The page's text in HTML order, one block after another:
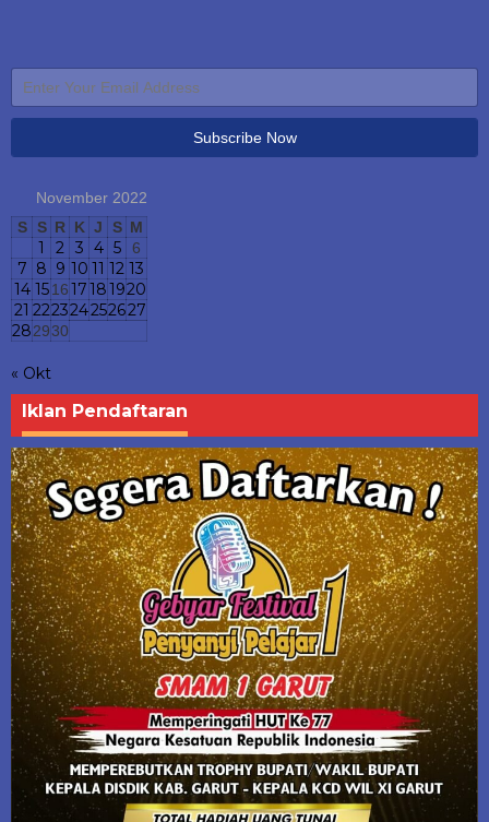
November 2022
S S R K J S M
1 2 3 4 5 6
7 8 9 10 11 12 13
14 15 1617181920
21 222324252627
282930
« Okt
Iklan Pendaftaran